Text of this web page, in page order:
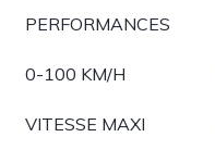
PERFORMANCES
0-100 KM/H
VITESSE MAXI